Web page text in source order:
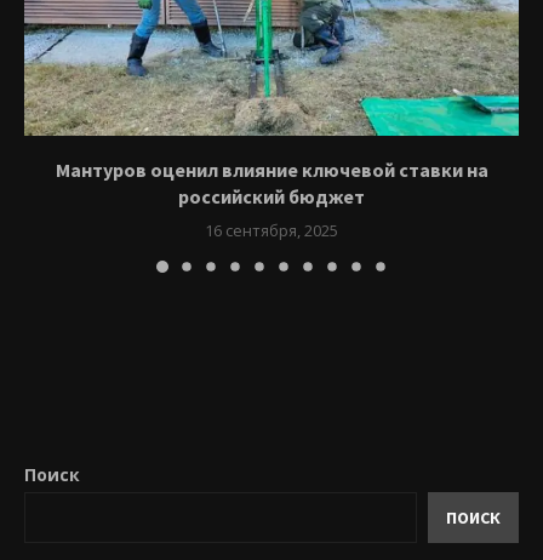
Мантуров оценил влияние ключевой ставки на
российский бюджет
16 сентября, 2025
Поиск
ПОИСК